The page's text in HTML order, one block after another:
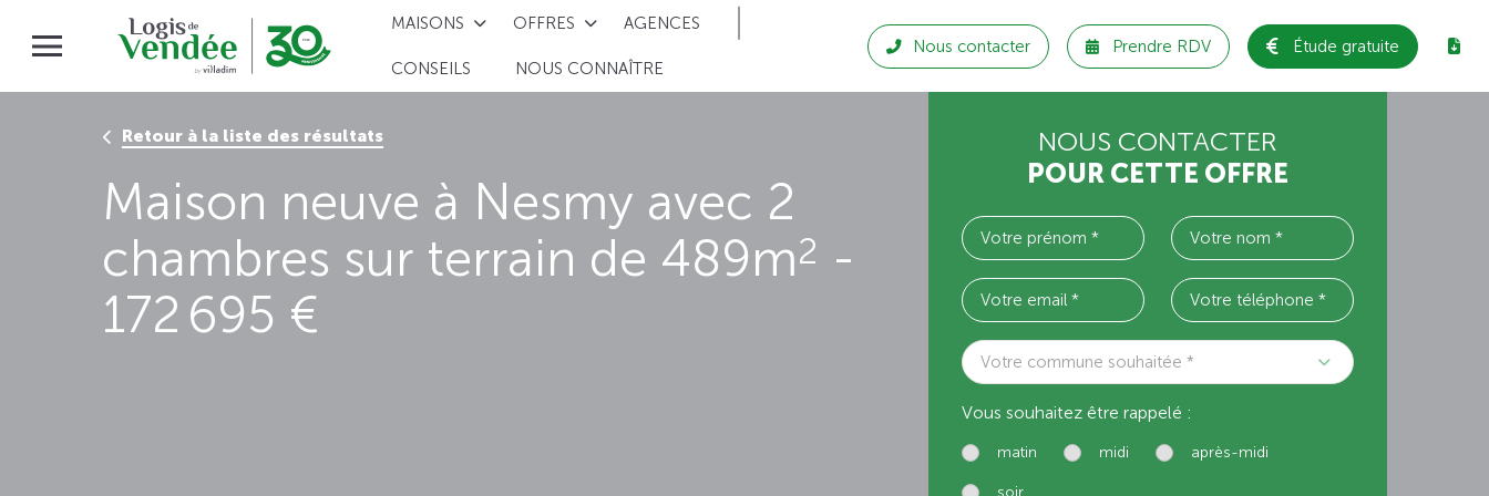
MAISONS OFFRES AGENCES
CONSEILS NOUS CONNAÎTRE
Nous contacter Prendre RDV Étude gratuite
Retour à la liste des résultats
Maison neuve à Nesmy avec 2
chambres sur terrain de 489m2 -
172 695 €
NOUS CONTACTER
POUR CETTE OFFRE
Votre commune souhaitée *
Vous souhaitez être rappelé :
matin midi après-midi